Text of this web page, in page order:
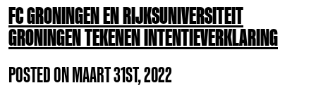
FC GRONINGEN EN RIJKSUNIVERSITEIT
GRONINGEN TEKENEN INTENTIEVERKLARING
POSTED ON MAART 31ST, 2022